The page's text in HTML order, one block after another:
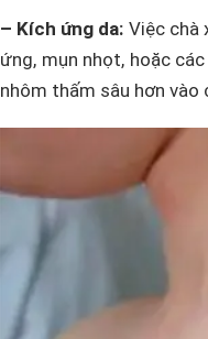
– Kích ứng da: Việc chà
ứng, mụn nhọt, hoặc
nhôm thấm sâu hơn vào